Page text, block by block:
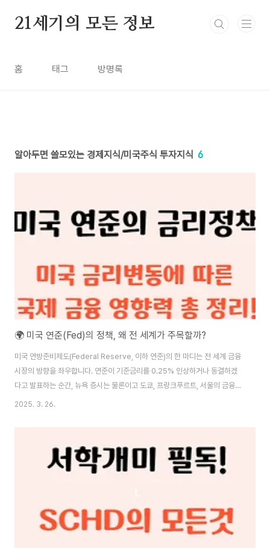
21세기의 모든 정보
홈 태그 방명록
알아두면 쓸모있는 경제지식/미국주식 투자지식 6
🌍 미국 연준(Fed)의 정책, 왜 전 세계가 주목할까?
미국 연방준비제도(Federal Reserve, 이하 연준)의 한 마디는 전 세계 금융
시장의 방향을 좌우합니다. 연준이 기준금리를 0.25% 인상하거나 동결하겠
다고 발표하는 순간, 뉴욕 증시는 물론이고 도쿄, 프랑크푸르트, 서울의 금융시
장까지 즉각 반응합니다. 이는 단순한 금융정책 발표가 아니라, 전 세계 경제의
정책이 세계 경제에 어떻게 영향을 미치는지, 구체적인 메커니즘과 실제 사례
를 중심으로 살펴봅니다. 세계 금융의 허브인 미국의 정책이 왜 글로벌 자본 흐
2025. 3. 26.